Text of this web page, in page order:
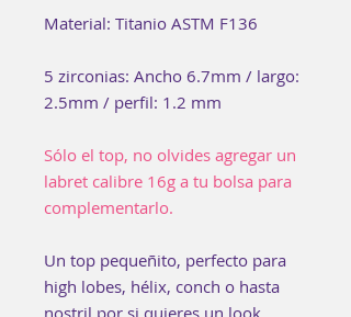
Material: Titanio ASTM F136
5 zirconias: Ancho 6.7mm / largo:
2.5mm / perfil: 1.2 mm
Sólo el top, no olvides agregar un
labret calibre 16g a tu bolsa para
complementarlo.
Un top pequeñito, perfecto para
high lobes, hélix, conch o hasta